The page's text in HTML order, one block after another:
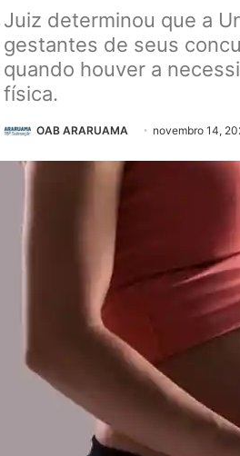
Juiz determinou que a
gestantes de seus
quando houver a
física.
OAB ARARUAMA novembro 14,